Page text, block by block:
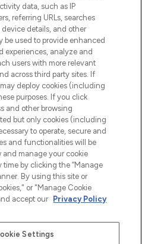
trendach i
artykuły redakcyjne
Supplement.
pliki cookie
My Personal
data, such as IP
referring URLs, searches
details, and other
be used to provide enhanced
analyze and
users with more relevant
across third party sites. If
deploy cookies (including
purposes. If you click
and other browsing
but only cookies (including
to operate, secure and
and functionalities will be
and manage your cookie
time by clicking the “Manage
By using this site or
or "Manage Cookie
accept our Privacy Policy
Settings